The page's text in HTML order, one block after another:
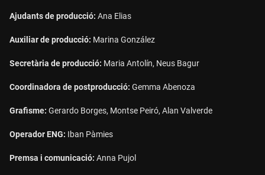
Ajudants de producció: Ana Elias
Auxiliar de producció: Marina González
Secretària de producció: Maria Antolín, Neus Bagur
Coordinadora de postproducció: Gemma Abenoza
Grafisme: Gerardo Borges, Montse Peiró, Alan Valverde
Operador ENG: Iban Pàmies
Premsa i comunicació: Anna Pujol